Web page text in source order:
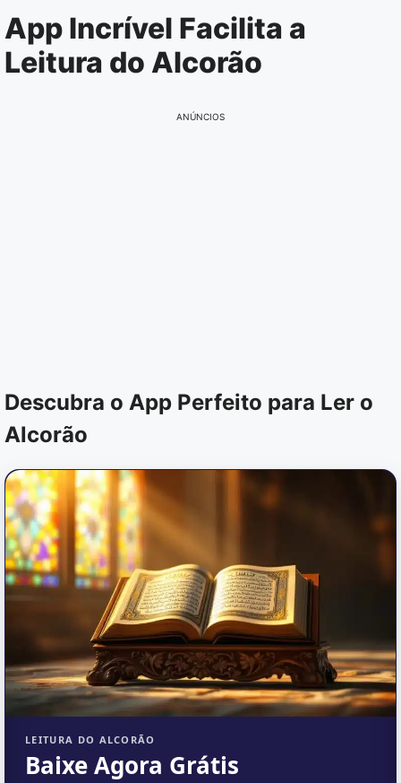
Pular
para
App Incrível Facilita a
Leitura do Alcorão
ANÚNCIOS
Descubra o App Perfeito para Ler o
Alcorão
LEITURA DO ALCORÃO
Baixe Agora Grátis